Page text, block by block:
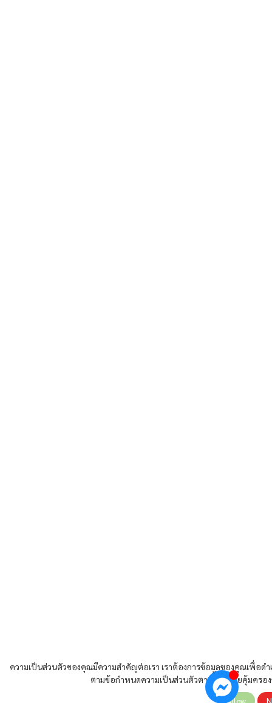
ความเป็นส่วนตัวของคุณมีความสำคัญต่อเรา เราต้องการข้อมูลของคุณเพื่อ
ตามข้อกำหนดความเป็นส่วนตัวตามกฎหมายคุ้มคร
Allow